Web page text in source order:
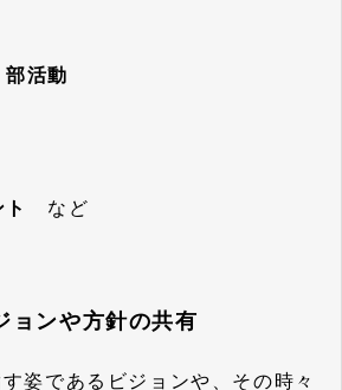
部活動
など
ョンや方針の共有
姿であるビジョンや、その時々